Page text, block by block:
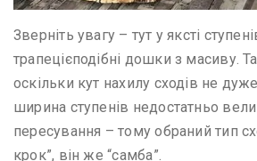
Зверніть увагу – тут у яксті
трапецієподібні дошки з масиву.
оскільки кут нахилу сходів не
ширина ступенів недостатньо
пересування – тому обраний тип
крок”, він же “самба”.